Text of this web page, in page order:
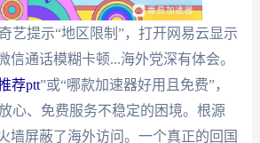
艺提示“地区限制”，打开网易云显示
信通话模糊卡顿...海外党深有体会。
荐ptt”或“哪款加速器好用且免费”，
心、免费服务不稳定的困境。根源
墙屏蔽了海外访问。一个真正的回国